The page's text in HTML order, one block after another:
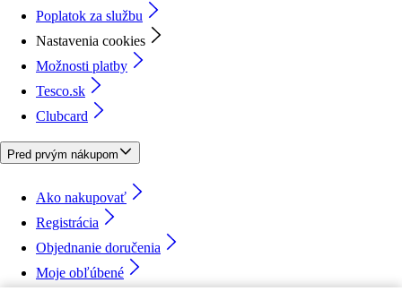
Poplatok za službu
Nastavenia cookies
Možnosti platby
Tesco.sk
Clubcard
Pred prvým nákupom
Ako nakupovať
Registrácia
Objednanie doručenia
Moje obľúbené